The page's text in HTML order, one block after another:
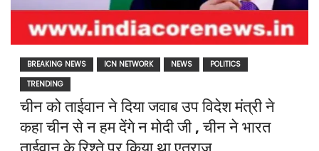
BREAKING NEWS ICN NETWORK NEWS
POLITICS
TRENDING
चीन को ताईवान ने दिया जवाब उप विदेश मंत्री ने
कहा चीन से न हम देंगे न मोदी जी , चीन ने भारत